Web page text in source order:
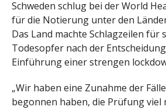
Schweden schlug bei der World
für die Notierung unter den
Das Land machte Schlagzeilen für
Todesopfer nach der
Einführung einer strengen
„Wir haben eine Zunahme der
begonnen haben, die Prüfung viel